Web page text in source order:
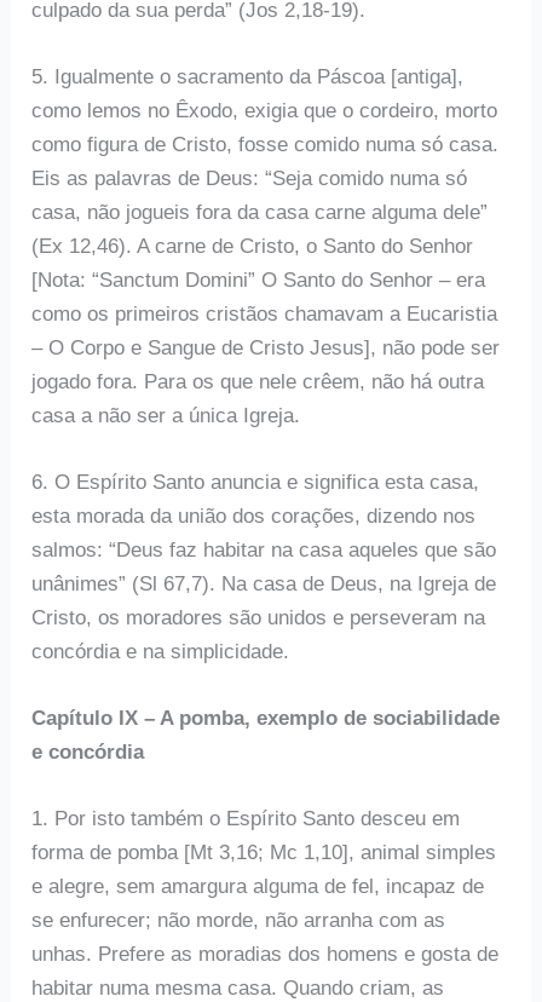
culpado da sua perda” (Jos 2,18-19).
5. Igualmente o sacramento da Páscoa [antiga],
como lemos no Êxodo, exigia que o cordeiro, morto
como figura de Cristo, fosse comido numa só casa.
Eis as palavras de Deus: “Seja comido numa só
casa, não jogueis fora da casa carne alguma dele”
(Ex 12,46). A carne de Cristo, o Santo do Senhor
[Nota: “Sanctum Domini” O Santo do Senhor – era
como os primeiros cristãos chamavam a Eucaristia
– O Corpo e Sangue de Cristo Jesus], não pode ser
jogado fora. Para os que nele crêem, não há outra
casa a não ser a única Igreja.
6. O Espírito Santo anuncia e significa esta casa,
esta morada da união dos corações, dizendo nos
salmos: “Deus faz habitar na casa aqueles que são
unânimes” (Sl 67,7). Na casa de Deus, na Igreja de
Cristo, os moradores são unidos e perseveram na
concórdia e na simplicidade.
Capítulo IX – A pomba, exemplo de sociabilidade
e concórdia
1. Por isto também o Espírito Santo desceu em
forma de pomba [Mt 3,16; Mc 1,10], animal simples
e alegre, sem amargura alguma de fel, incapaz de
se enfurecer; não morde, não arranha com as
unhas. Prefere as moradias dos homens e gosta de
habitar numa mesma casa. Quando criam, as